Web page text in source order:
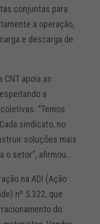
conjuntas para
a operação,
e descarga de
apoia as
a
“Temos
sindicato, no
soluções mais
o setor”, afirmou.
na ADI (Ação
nº 5.322, que
do